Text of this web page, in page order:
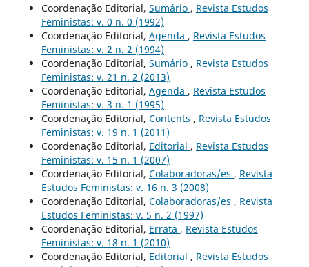
Coordenação Editorial, Sumário , Revista Estudos
Feministas: v. 0 n. 0 (1992)
Coordenação Editorial, Agenda , Revista Estudos
Feministas: v. 2 n. 2 (1994)
Coordenação Editorial, Sumário , Revista Estudos
Feministas: v. 21 n. 2 (2013)
Coordenação Editorial, Agenda , Revista Estudos
Feministas: v. 3 n. 1 (1995)
Coordenação Editorial, Contents , Revista Estudos
Feministas: v. 19 n. 1 (2011)
Coordenação Editorial, Editorial , Revista Estudos
Feministas: v. 15 n. 1 (2007)
Coordenação Editorial, Colaboradoras/es , Revista
Estudos Feministas: v. 16 n. 3 (2008)
Coordenação Editorial, Colaboradoras/es , Revista
Estudos Feministas: v. 5 n. 2 (1997)
Coordenação Editorial, Errata , Revista Estudos
Feministas: v. 18 n. 1 (2010)
Coordenação Editorial, Editorial , Revista Estudos